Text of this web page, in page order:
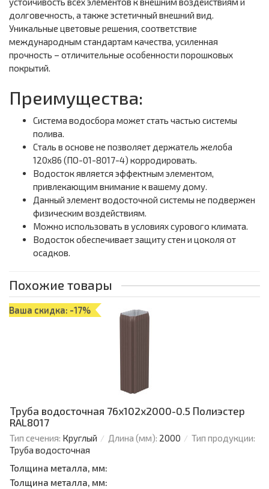
долговечность, а также эстетичный внешний вид.
Уникальные цветовые решения, соответствие
международным стандартам качества, усиленная
прочность – отличительные особенности порошковых
покрытий.
Преимущества:
Система водосбора может стать частью системы
полива.
Сталь в основе не позволяет держатель желоба
120х86 (ПО-01-8017-4) корродировать.
Водосток является эффектным элементом,
привлекающим внимание к вашему дому.
Данный элемент водосточной системы не подвержен
физическим воздействиям.
Можно использовать в условиях сурового климата.
Водосток обеспечивает защиту стен и цоколя от
осадков.
Похожие товары
Ваша скидка: -17%
Труба водосточная 76х102х2000-0.5 Полиэстер
RAL8017
Тип сечения: Круглый Длина (мм): 2000
Тип продукции:
Труба водосточная
Толщина металла, мм:
Толщина металла, мм: